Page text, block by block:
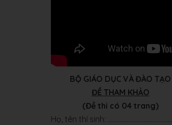
BỘ GIÁO DỤC VÀ ĐÀO TẠO
ĐỀ THAM KHẢO
(Đề thi có 04 trang)
Họ, tên thí sinh: